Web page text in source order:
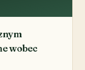
wobec